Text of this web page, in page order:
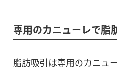
専用のカニューレで脂
脂肪吸引は専用のカニュ